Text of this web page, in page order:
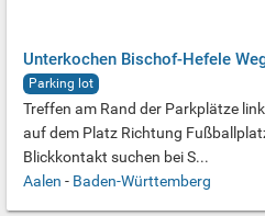
Unterkochen Bischof-Hefele
Parking lot
Treffen am Rand der Parkplätze
auf dem Platz Richtung
Blickkontakt suchen bei S...
Aalen - Baden-Württemberg